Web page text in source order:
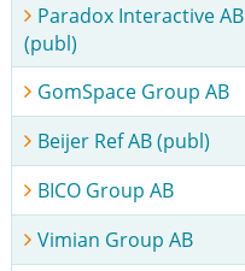
Paradox Interactive AB
(publ)
GomSpace Group AB
Beijer Ref AB (publ)
BICO Group AB
Vimian Group AB